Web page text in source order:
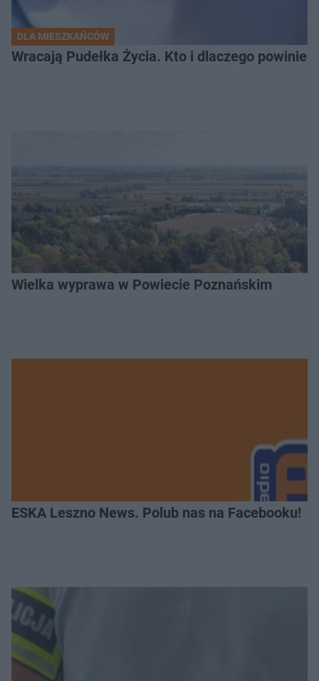
DLA MIESZKAŃCÓW
Wracają Pudełka Życia. Kto i dlaczego powinien
Wielka wyprawa w Powiecie Poznańskim
ESKA Leszno News. Polub nas na Facebooku!